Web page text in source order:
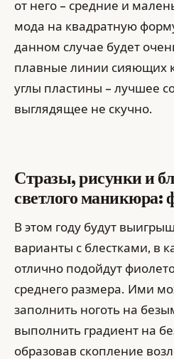
от него – средние и
мода на квадратную
данном случае будет
плавные линии сияющих
углы пластины – лучшее
выглядящее не скучно.
Стразы, рисунки и
светлого маникюра:
В этом году будут
варианты с блестками, в
отлично подойдут
среднего размера. Ими
заполнить ноготь на
выполнить градиент на
образовав скопление